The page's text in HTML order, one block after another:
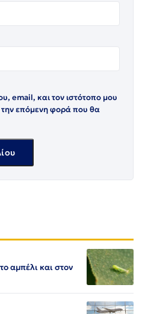
email, και τον ιστότοπο μου
την επόμενη φορά που θα
αμπέλι και στον